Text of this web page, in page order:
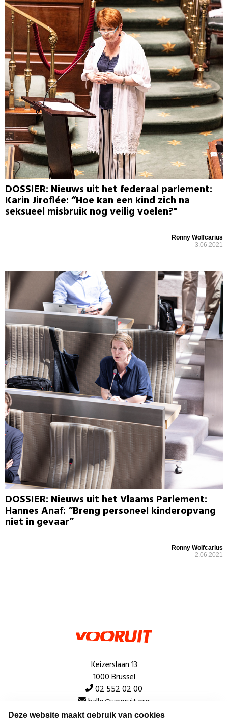
Deze website maakt gebruik van cookies
DOSSIER: Nieuws uit het federaal parlement:
Karin Jiroflée: “Hoe kan een kind zich na
seksueel misbruik nog veilig voelen?"
Ronny Wolfcarius
3.06.2021
DOSSIER: Nieuws uit het Vlaams Parlement:
Hannes Anaf: “Breng personeel kinderopvang
niet in gevaar”
Ronny Wolfcarius
2.06.2021
Keizerslaan 13
1000 Brussel
02 552 02 00
hallo@vooruit.org